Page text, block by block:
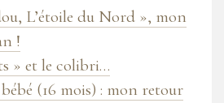
L’étoile du Nord », mon
!
» et le colibri…
(16 mois) : mon retour